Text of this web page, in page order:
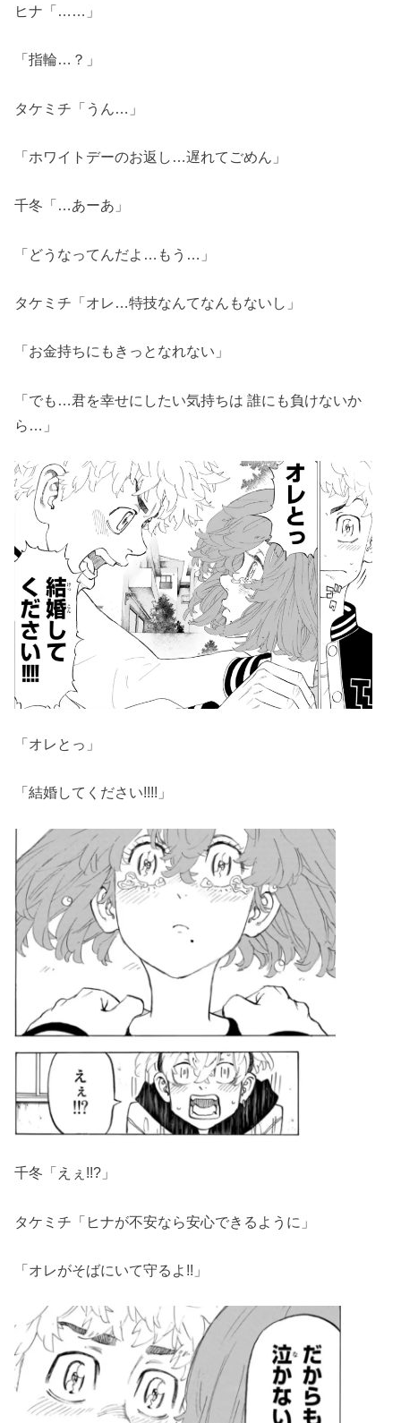
ヒナ「……」
「指輪…？」
タケミチ「うん…」
「ホワイトデーのお返し…遅れてごめん」
千冬「…あーあ」
「どうなってんだよ…もう…」
タケミチ「オレ…特技なんてなんもないし」
「お金持ちにもきっとなれない」
「でも…君を幸せにしたい気持ちは 誰にも負けないか
ら…」
「オレとっ」
「結婚してください!!!!」
千冬「えぇ!!?」
タケミチ「ヒナが不安なら安心できるように」
「オレがそばにいて守るよ!!」